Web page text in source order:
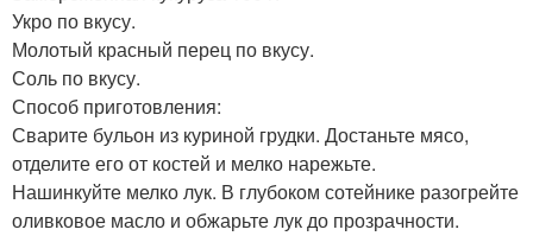
Укро по вкусу.
Молотый красный перец по вкусу.
Соль по вкусу.
Способ приготовления:
Сварите бульон из куриной грудки. Достаньте мясо,
отделите его от костей и мелко нарежьте.
Нашинкуйте мелко лук. В глубоком сотейнике разогрейте
оливковое масло и обжарьте лук до прозрачности.